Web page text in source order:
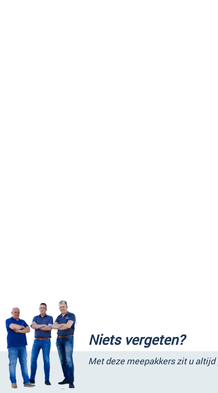
Niets vergeten?
Met deze meepakkers zit u altijd